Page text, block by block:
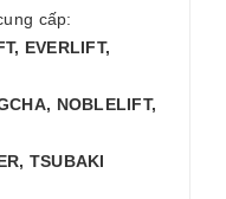
cấp:
EVERLIFT,
NOBLELIFT,
TSUBAKI